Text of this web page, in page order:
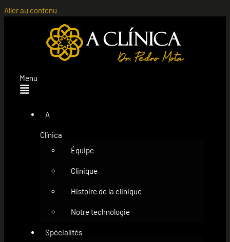
Aller au contenu
Menu
A
Clínica
Équipe
Clinique
Histoire de la clinique
Notre technologie
Spécialités